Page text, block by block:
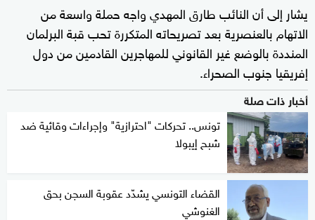
يشار إلى أن النائب طارق المهدي واجه حملة واسعة من
الاتهام بالعنصرية بعد تصريحاته المتكررة تحب قبة البرلمان
المنددة بالوضع غير القانوني للمهاجرين القادمين من دول
إفريقيا جنوب الصحراء.
أخبار ذات صلة
تونس.. تحركات "احترازية" وإجراءات وقائية ضد
شبح إيبولا
القضاء التونسي يشدّد عقوبة السجن بحق
الغنوشي